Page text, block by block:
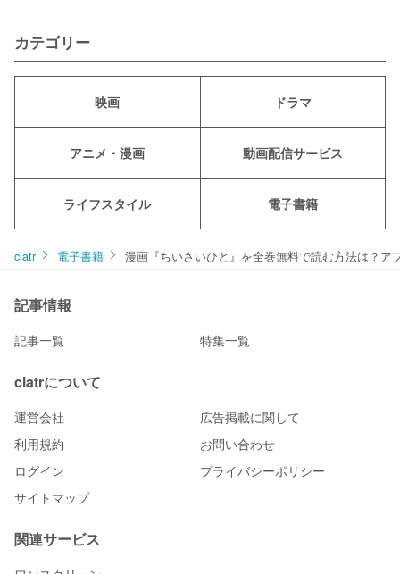
カテゴリー
映画 ドラマ
アニメ・漫画 動画配信サービス
ライフスタイル 電子書籍
ciatr 電子書籍 漫画『ちいさいひと』を全巻無料で読む方法は？ア
記事情報
記事一覧 特集一覧
ciatrについて
運営会社
広告掲載に関して
利用規約
お問い合わせ
ログイン
プライバシーポリシー
サイトマップ
関連サービス